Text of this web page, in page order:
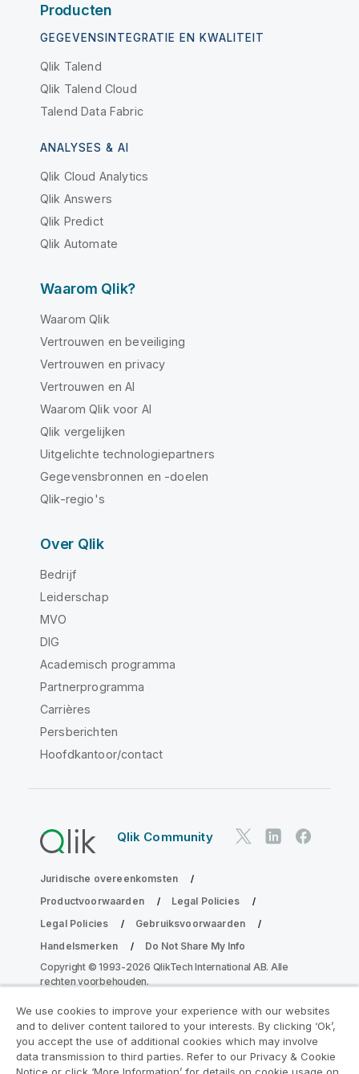
Producten
GEGEVENSINTEGRATIE EN KWALITEIT
Qlik Talend
Qlik Talend Cloud
Talend Data Fabric
ANALYSES & AI
Qlik Cloud Analytics
Qlik Answers
Qlik Predict
Qlik Automate
Waarom Qlik?
Waarom Qlik
Vertrouwen en beveiliging
Vertrouwen en privacy
Vertrouwen en AI
Waarom Qlik voor AI
Qlik vergelijken
Uitgelichte technologiepartners
Gegevensbronnen en -doelen
Qlik-regio's
Over Qlik
Bedrijf
Leiderschap
MVO
DIG
Academisch programma
Partnerprogramma
Carrières
Persberichten
Hoofdkantoor/contact
Qlik Community
Juridische overeenkomsten
Productvoorwaarden
Legal Policies
Legal Policies
Gebruiksvoorwaarden
Handelsmerken
Do Not Share My Info
Copyright © 1993-2026 QlikTech International AB. Alle
rechten voorbehouden.
Neem deel aan het Analytics
Modernization Program
We use cookies to improve your experience with our websites
and to deliver content tailored to your interests. By clicking ‘Ok’,
you accept the use of additional cookies which may involve
data transmission to third parties. Refer to our Privacy & Cookie